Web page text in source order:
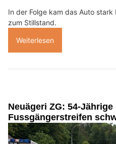
In der Folge kam das Auto
zum Stillstand.
Weiterlesen
Neuägeri ZG: 54-
Fussgängerstreifen